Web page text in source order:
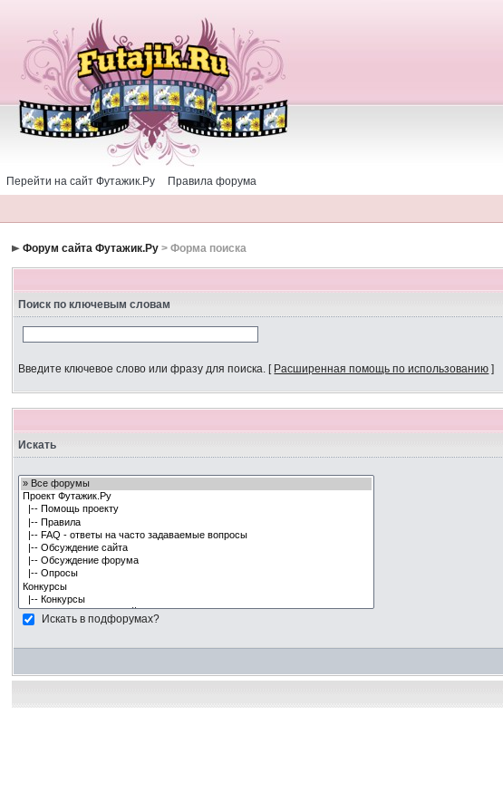
Перейти на сайт Футажик.Ру Правила форума
Форум сайта Футажик.Ру > Форма поиска
Поиск по ключевым словам
Введите ключевое слово или фразу для поиска. [ Расширенная помощь по использованию ]
Искать
Искать в подфорумах?